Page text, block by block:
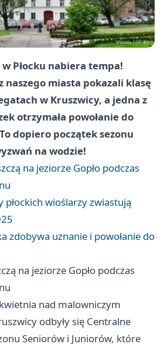
Płocku nabiera tempa!
naszego miasta pokazali klasę
w Kruszwicy, a jedna z
otrzymała powołanie do
dopiero początek sezonu
na wodzie!
na jeziorze Gopło podczas
płockich wioślarzy zwiastują
zdobywa uznanie i powołanie do
na jeziorze Gopło podczas
nad malowniczym
odbyły się Centralne
Seniorów i Juniorów, które